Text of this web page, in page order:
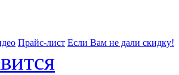
Прайс-лист Если Вам не дали скидку!